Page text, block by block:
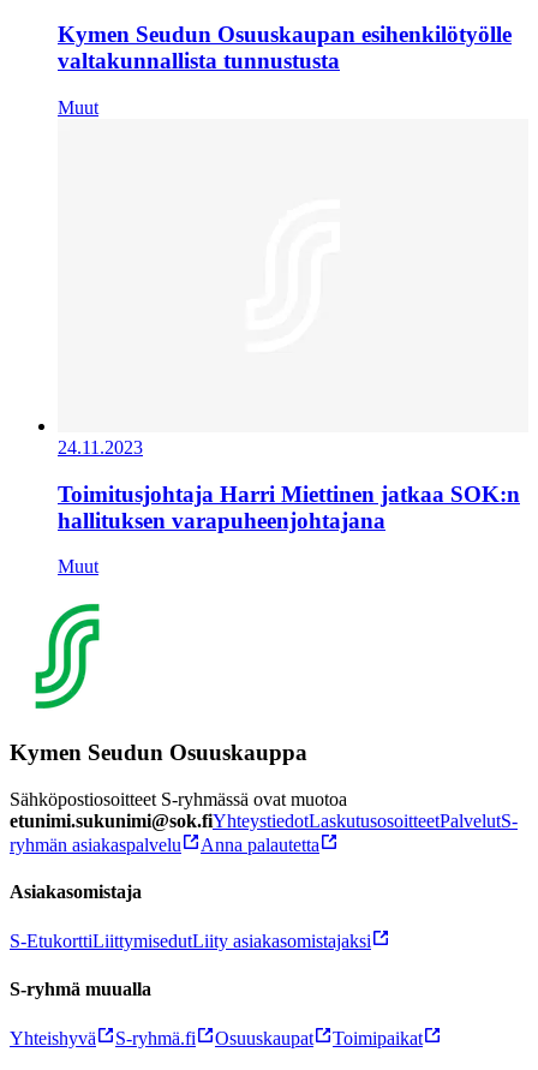
Kymen Seudun Osuuskaupan esihenkilötyölle
valtakunnallista tunnustusta
Muut
24.11.2023
Toimitusjohtaja Harri Miettinen jatkaa SOK:n
hallituksen varapuheenjohtajana
Muut
Kymen Seudun Osuuskauppa
Sähköpostiosoitteet S-ryhmässä ovat muotoa
etunimi.sukunimi@sok.fiYhteystiedotLaskutusosoitteetPalvelutS-
ryhmän asiakaspalvelu
Anna palautetta
Asiakasomistaja
S-EtukorttiLiittymisedutLiity asiakasomistajaksi
S-ryhmä muualla
Yhteishyvä S-ryhmä.fi Osuuskaupat Toimipaikat